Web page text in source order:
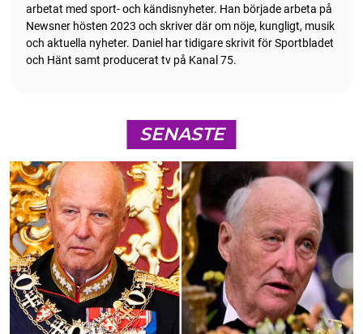
arbetat med sport- och kändisnyheter. Han började arbeta på
Newsner hösten 2023 och skriver där om nöje, kungligt, musik
och aktuella nyheter. Daniel har tidigare skrivit för Sportbladet
och Hänt samt producerat tv på Kanal 75.
SENASTE